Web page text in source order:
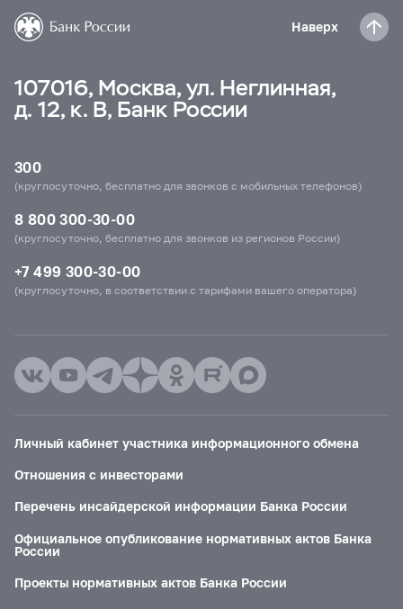
Наверх
107016, Москва, ул. Неглинная,
д. 12, к. В, Банк России
300
(круглосуточно, бесплатно для звонков с мобильных телефонов)
8 800 300-30-00
(круглосуточно, бесплатно для звонков из регионов России)
+7 499 300-30-00
(круглосуточно, в соответствии с тарифами вашего оператора)
Личный кабинет участника информационного обмена
Отношения с инвесторами
Перечень инсайдерской информации Банка России
Официальное опубликование нормативных актов Банка
России
Проекты нормативных актов Банка России